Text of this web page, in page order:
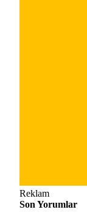
Reklam
Son Yorumlar